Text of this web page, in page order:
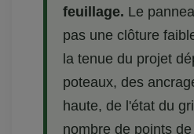
feuillage. Le
pas une clôture
la tenue du projet
poteaux, des
haute, de l'état du
nombre de points